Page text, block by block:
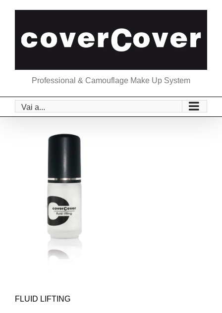
Professional & Camouflage Make Up System
Vai a...
FLUID LIFTING